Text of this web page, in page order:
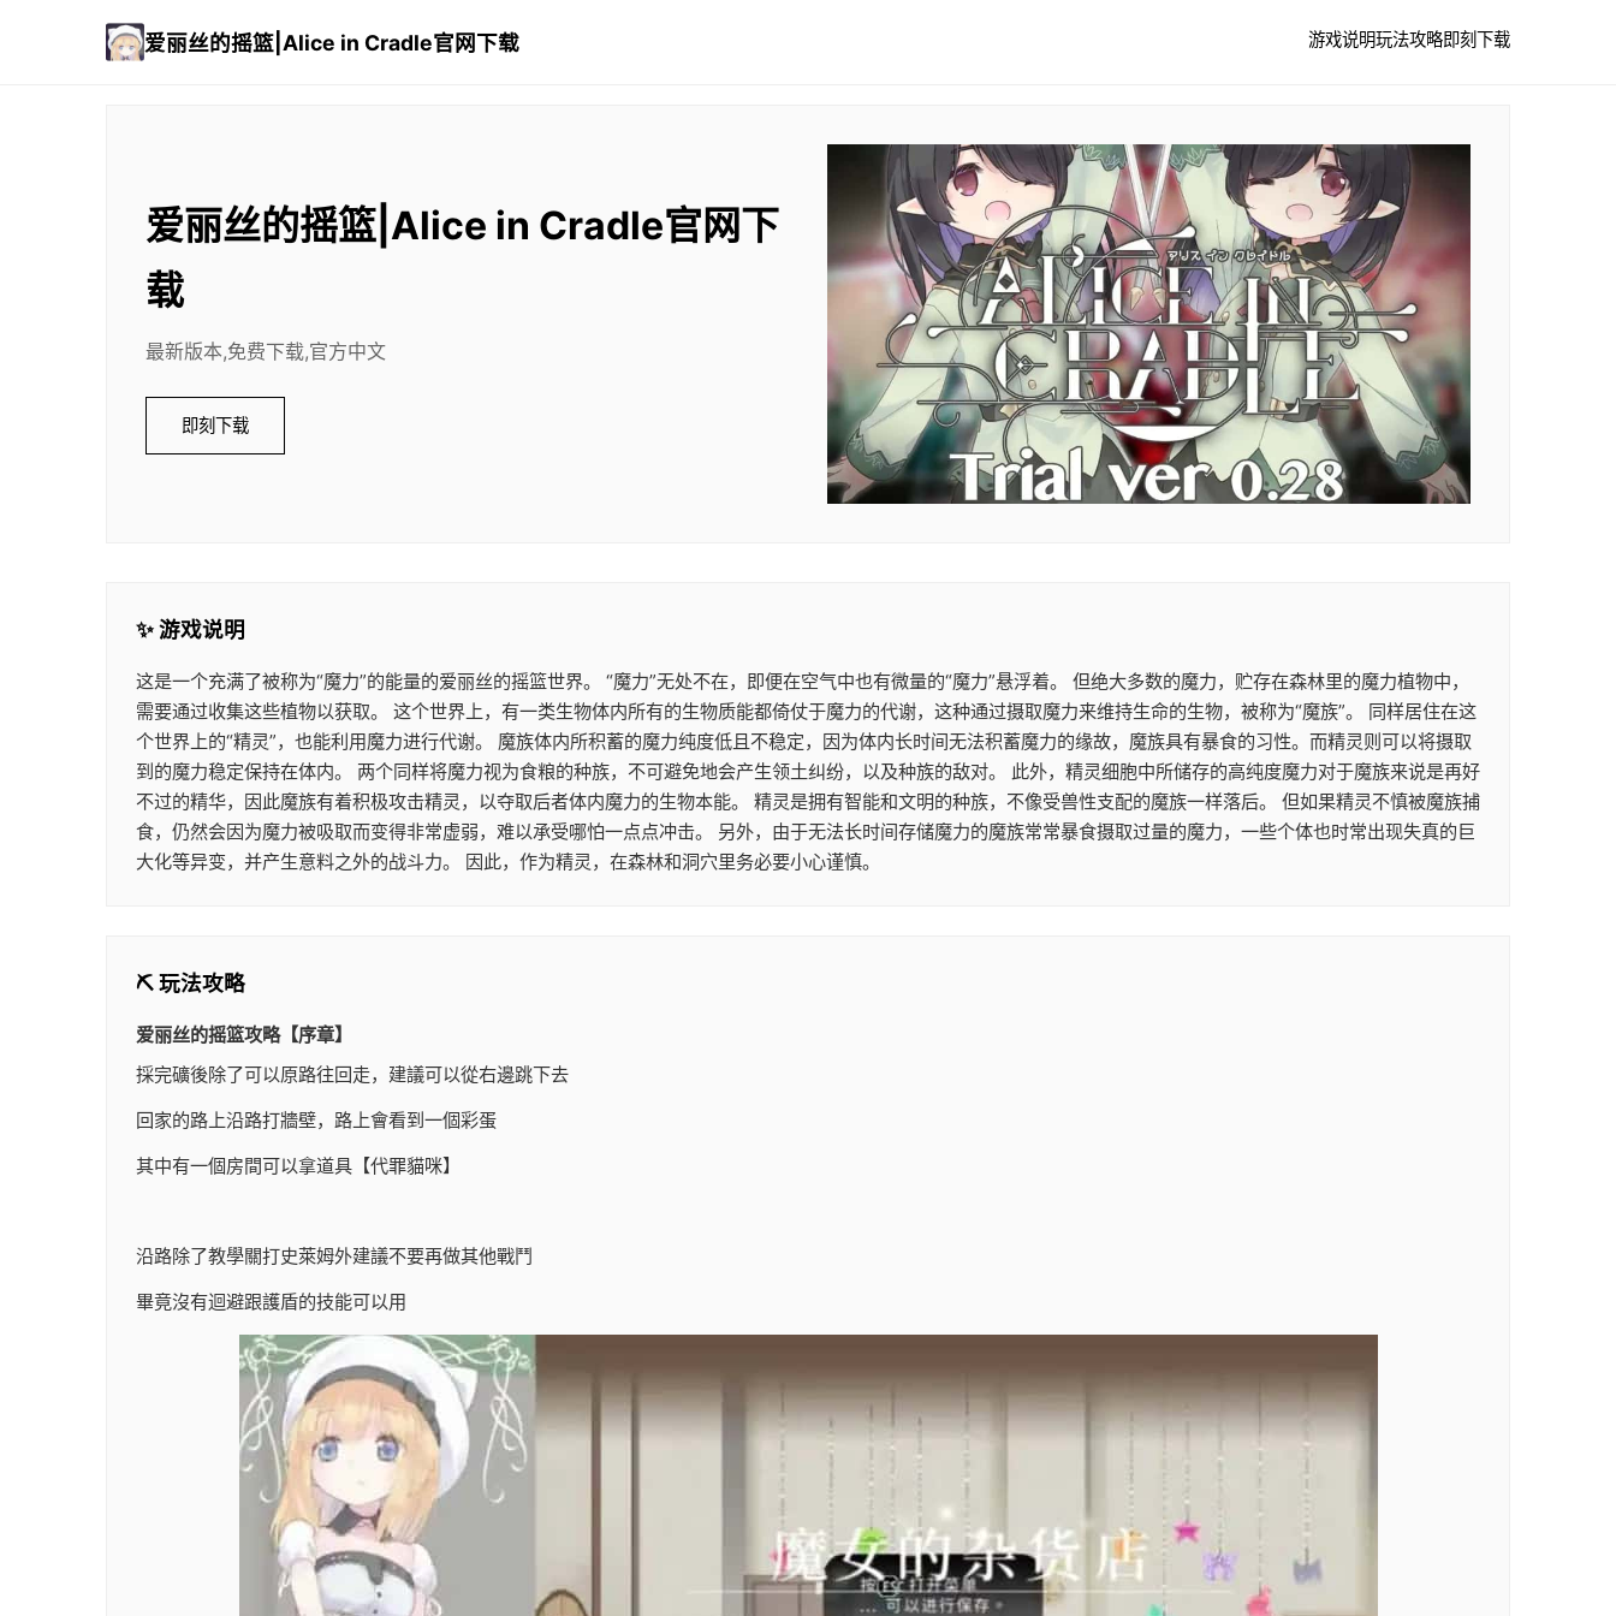
爱丽丝的摇篮|Alice in Cradle官网下载 游戏说明玩法攻略即刻下载
爱丽丝的摇篮|Alice in Cradle官网下
载
最新版本,免费下载,官方中文
即刻下载
✨ 游戏说明
这是一个充满了被称为“魔力”的能量的爱丽丝的摇篮世界。 “魔力”无处不在，即便在空气中也有微量的“魔力”悬浮着。 但绝大多数的魔力，贮存在森林里的魔力植物中，
需要通过收集这些植物以获取。 这个世界上，有一类生物体内所有的生物质能都倚仗于魔力的代谢，这种通过摄取魔力来维持生命的生物，被称为“魔族”。 同样居住在这
个世界上的“精灵”，也能利用魔力进行代谢。 魔族体内所积蓄的魔力纯度低且不稳定，因为体内长时间无法积蓄魔力的缘故，魔族具有暴食的习性。而精灵则可以将摄取
到的魔力稳定保持在体内。 两个同样将魔力视为食粮的种族，不可避免地会产生领土纠纷，以及种族的敌对。 此外，精灵细胞中所储存的高纯度魔力对于魔族来说是再好
不过的精华，因此魔族有着积极攻击精灵，以夺取后者体内魔力的生物本能。 精灵是拥有智能和文明的种族，不像受兽性支配的魔族一样落后。 但如果精灵不慎被魔族捕
食，仍然会因为魔力被吸取而变得非常虚弱，难以承受哪怕一点点冲击。 另外，由于无法长时间存储魔力的魔族常常暴食摄取过量的魔力，一些个体也时常出现失真的巨
大化等异变，并产生意料之外的战斗力。 因此，作为精灵，在森林和洞穴里务必要小心谨慎。
⛏️ 玩法攻略
爱丽丝的摇篮攻略【序章】
採完礦後除了可以原路往回走，建議可以從右邊跳下去
回家的路上沿路打牆壁，路上會看到一個彩蛋
其中有一個房間可以拿道具【代罪貓咪】
沿路除了教學關打史萊姆外建議不要再做其他戰鬥
畢竟沒有迴避跟護盾的技能可以用